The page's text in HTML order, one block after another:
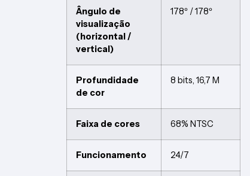
Ângulo de
visualização
(horizontal /
vertical)
178º / 178º
Profundidade
de cor
8 bits, 16,7 M
Faixa de cores 68% NTSC
Funcionamento 24/7